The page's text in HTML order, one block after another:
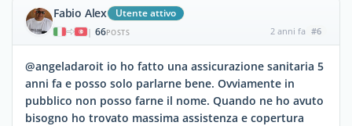
Fabio Alex Utente attivo
| 66POSTS 2 anni fa #6
@angeladaroit io ho fatto una assicurazione sanitaria 5
anni fa e posso solo parlarne bene. Ovviamente in
pubblico non posso farne il nome. Quando ne ho avuto
bisogno ho trovato massima assistenza e copertura